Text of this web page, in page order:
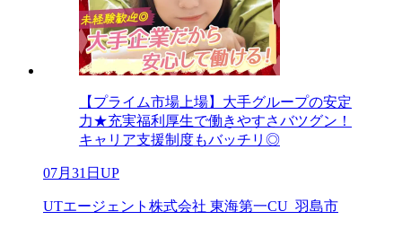
【プライム市場上場】大手グループの安定
力★充実福利厚生で働きやすさバツグン！
キャリア支援制度もバッチリ◎
07月31日UP
UTエージェント株式会社 東海第一CU_羽島市